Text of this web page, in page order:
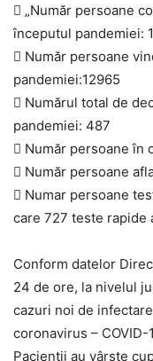
 „Număr persoane
începutul pandemiei:
 Număr persoane
pandemiei:12965
 Numărul total de
pandemiei: 487
 Număr persoane în
 Număr persoane
 Numar persoane
care 727 teste rapide
Conform datelor
24 de ore, la nivelul
cazuri noi de
coronavirus – COVID-
Pacienții au vârste